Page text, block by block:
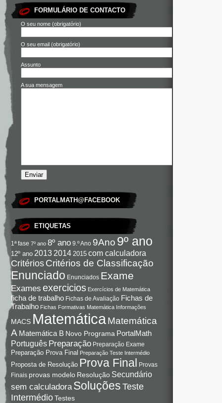
FORMULÁRIO DE CONTACTO
O seu nome (obrigatório)
O seu email (obrigatório)
Assunto
A sua mensagem
PORTALMATH@FACEBOOK
ETIQUETAS
1ª fase 7º ano 8º ano 9.º Ano 9Ano 9º ano
12º ano 2013 2014 2015 com calculadora
Critérios Critérios de Classificação
Enunciado Enunciados Exame
Exames exercicios Exercícios de Matemática
ficha de trabalho Fichas de Avaliação Fichas de
Trabalho Fichas Formativas Matemática Informações
MACS Matemática Matemática
A Matemática B Novo Programa PortalMath
Português Preparação Preparação Exame
Preparação Prova Final Preparação Teste Intermédio
Proposta de Resolução Prova Final Provas
Finais provas modelo Resolução Secundário
sem calculadora Soluções Teste
IntermédioTestes